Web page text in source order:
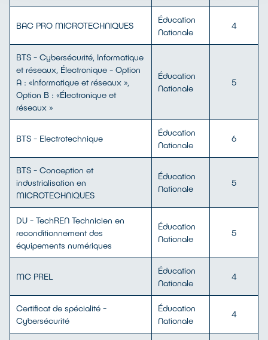
BAC PRO MICROTECHNIQUES
Éducation
Nationale
4
BTS - Cybersécurité, Informatique
et réseaux, Électronique - Option
A : «Informatique et réseaux »,
Option B : «Électronique et
réseaux »
Éducation
Nationale
5
BTS - Electrotechnique
Éducation
Nationale
6
BTS - Conception et
industrialisation en
MICROTECHNIQUES
Éducation
Nationale
5
DU - TechREN Technicien en
reconditionnement des
équipements numériques
Éducation
Nationale
5
MC PREL
Éducation
Nationale
4
Certificat de spécialité -
Cybersécurité
Éducation
Nationale
4